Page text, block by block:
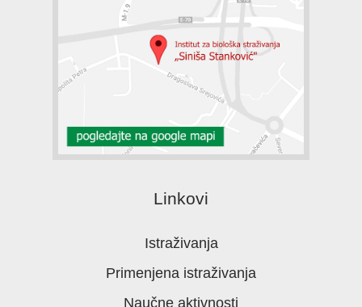
Linkovi
Istraživanja
Primenjena istraživanja
Naučne aktivnosti